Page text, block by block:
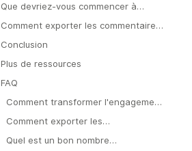
Que devriez-vous commencer à
Comment exporter les commentaires
Conclusion
Plus de ressources
FAQ
Comment transformer l'engagement
Comment exporter les
Quel est un bon nombre